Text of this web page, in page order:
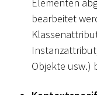
Elementen
bearbeitet
Objekte usw.)